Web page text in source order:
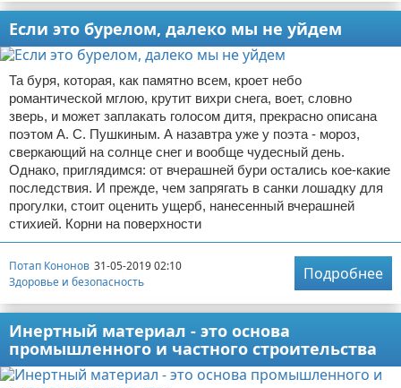
Если это бурелом, далеко мы не уйдем
Та буря, которая, как памятно всем, кроет небо
романтической мглою, крутит вихри снега, воет, словно
зверь, и может заплакать голосом дитя, прекрасно описана
поэтом А. С. Пушкиным. А назавтра уже у поэта - мороз,
сверкающий на солнце снег и вообще чудесный день.
Однако, приглядимся: от вчерашней бури остались кое-какие
последствия. И прежде, чем запрягать в санки лошадку для
прогулки, стоит оценить ущерб, нанесенный вчерашней
стихией. Корни на поверхности
Потап Кононов 31-05-2019 02:10
Здоровье и безопасность
Подробнее
Инертный материал - это основа
промышленного и частного строительства